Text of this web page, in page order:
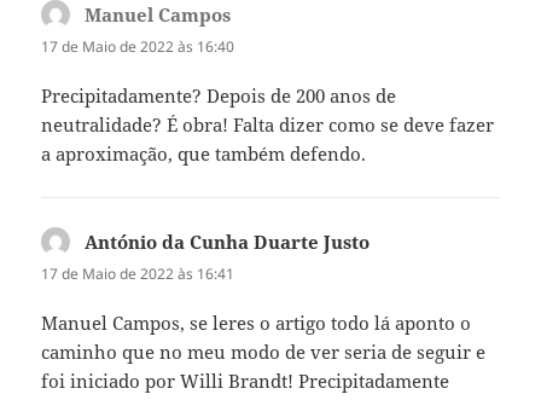
Manuel Campos
17 de Maio de 2022 às 16:40
Precipitadamente? Depois de 200 anos de
neutralidade? É obra! Falta dizer como se deve fazer
a aproximação, que também defendo.
António da Cunha Duarte Justo
17 de Maio de 2022 às 16:41
Manuel Campos, se leres o artigo todo lá aponto o
caminho que no meu modo de ver seria de seguir e
foi iniciado por Willi Brandt! Precipitadamente